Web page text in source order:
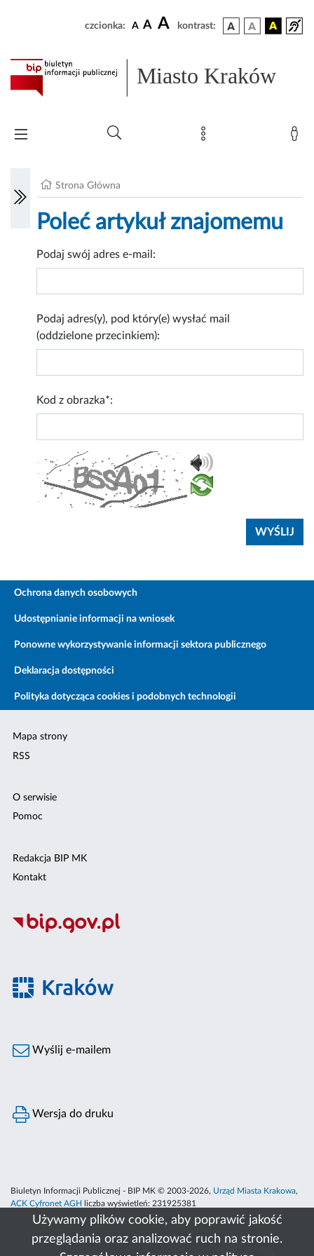
Używamy plików cookie, aby poprawić jakość
przeglądania oraz analizować ruch na stronie.
czcionka: A A A kontrast:
Miasto Kraków
Strona Główna
Poleć artykuł znajomemu
Podaj swój adres e-mail:
Podaj adres(y), pod który(e) wysłać mail
(oddzielone przecinkiem):
Kod z obrazka*:
Ochrona danych osobowych
Udostępnianie informacji na wniosek
Ponowne wykorzystywanie informacji sektora publicznego
Deklaracja dostępności
Polityka dotycząca cookies i podobnych technologii
Mapa strony
RSS
O serwisie
Pomoc
Redakcja BIP MK
Kontakt
Wyślij e-mailem
Wersja do druku
Biuletyn Informacji Publicznej - BIP MK © 2003-2026, Urząd Miasta Krakowa,
ACK Cyfronet AGH
liczba wyświetleń: 231925381